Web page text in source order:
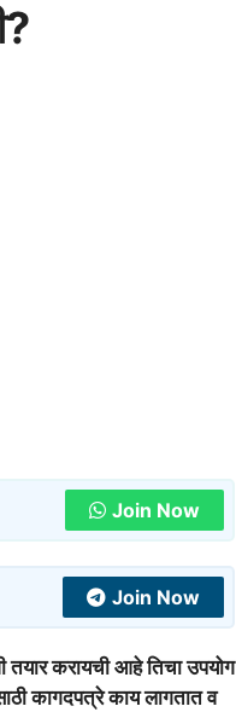
Join Now
Join Now
करायची आहे तिचा उपयोग
कागदपत्रे काय लागतात व